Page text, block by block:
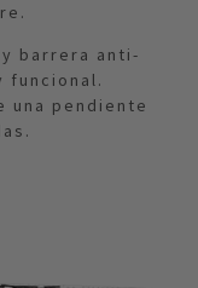
barrera anti-
funcional.
una pendiente